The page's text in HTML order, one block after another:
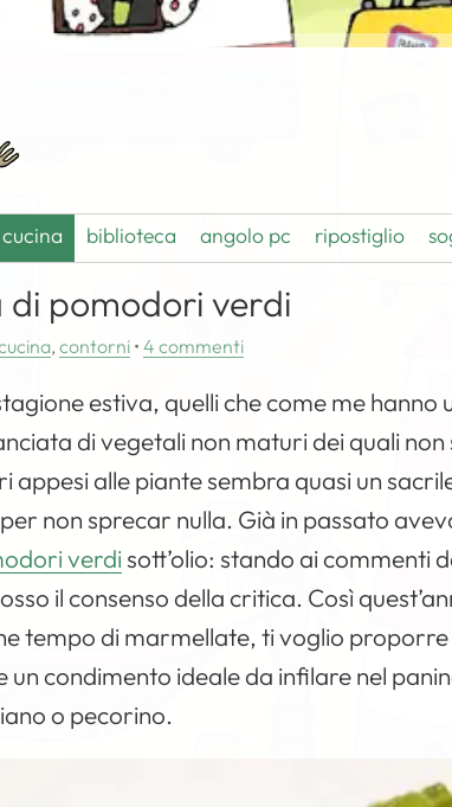
cucina biblioteca angolo pc ripostiglio
pomodori verdi
,contorni • 4 commenti
estiva, quelli che come me hanno
di vegetali non maturi dei quali
appesi alle piante sembra quasi un
non sprecar nulla. Già in passato
verdisott’olio: stando ai commenti
il consenso della critica. Così
tempo di marmellate, ti voglio
un condimento ideale da infilare nel
o pecorino.